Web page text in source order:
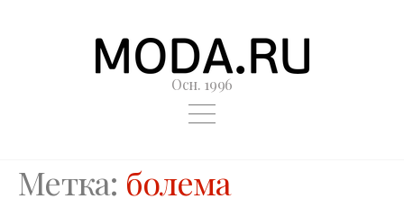
Осн. 1996
Метка: болема